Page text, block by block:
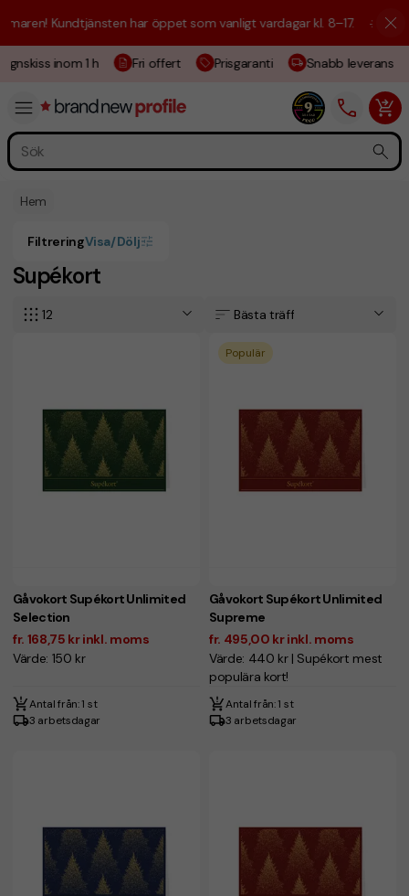
Kundtjänsten har öppet som vanligt vardagar kl. 8–17. ☀️ Vi är
inom 1 h Fri offert Prisgaranti Snabb leverans
Hem
Supékort
FiltreringVisa/Dölj
12 Bästa träff
Gåvokort Supékort Unlimited
Selection
fr. 168,75 kr inkl. moms
Värde: 150 kr
Antal från: 1 st
3 arbetsdagar
Populär
Gåvokort Supékort Unlimited
Supreme
fr. 495,00 kr inkl. moms
Värde: 440 kr | Supékort mest
populära kort!
Antal från: 1 st
3 arbetsdagar